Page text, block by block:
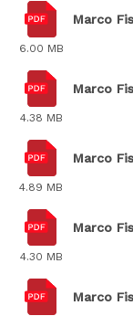
6.00 MB
Marco
4.38 MB
Marco
4.89 MB
Marco
4.30 MB
Marco
Marco